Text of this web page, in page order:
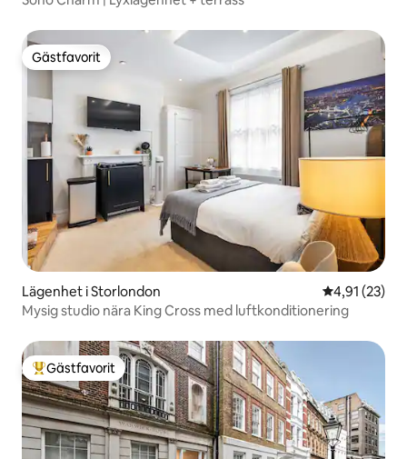
Gästfavorit
Gästfavorit
Lägenhet i Storlondon 4,91 av 5 i
4,91 (23)
Mysig studio nära King Cross med luftkonditionering
Populär gästfavorit
Gästfavorit